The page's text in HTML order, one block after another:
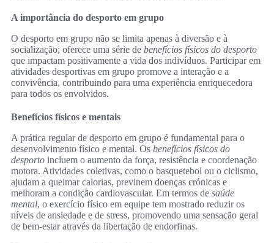
A importância do desporto em grupo
O desporto em grupo não se limita apenas à diversão e à
socialização; oferece uma série de benefícios físicos do desporto
que impactam positivamente a vida dos indivíduos. Participar em
atividades desportivas em grupo promove a interação e a
convivência, contribuindo para uma experiência enriquecedora
para todos os envolvidos.
Benefícios físicos e mentais
A prática regular de desporto em grupo é fundamental para o
desenvolvimento físico e mental. Os benefícios físicos do
desporto incluem o aumento da força, resistência e coordenação
motora. Atividades coletivas, como o basquetebol ou o ciclismo,
ajudam a queimar calorias, previnem doenças crónicas e
melhoram a condição cardiovascular. Em termos de saúde
mental, o exercício físico em equipe tem mostrado reduzir os
níveis de ansiedade e de stress, promovendo uma sensação geral
de bem-estar através da libertação de endorfinas.